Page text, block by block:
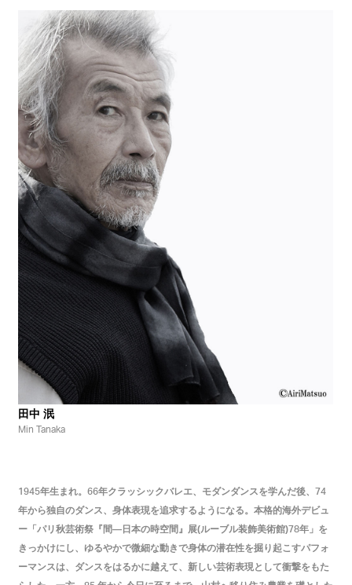
田中 泯
Min Tanaka
1945年生まれ。 66年クラッシックバレエ、モダンダンスを学んだ後、 74
年から独自のダンス、身体表現を追求するようになる。本格的海外デビュ
ー「パリ秋芸術祭『間―日本の時空間』展(ルーブル装飾美術館)78年」を
きっかけにし、ゆるやかで微細な動きで身体の潜在性を掘り起こすパフォ
ーマンスは、ダンスをはるかに越えて、新しい芸術表現として衝撃をもた